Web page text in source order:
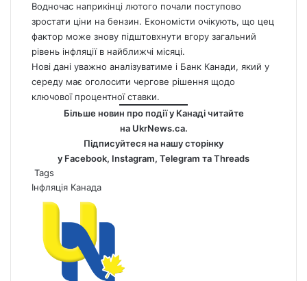
Водночас наприкінці лютого почали поступово
зростати ціни на бензин. Економісти очікують, що цец
фактор може знову підштовхнути вгору загальний
рівень інфляції в найближчі місяці.
Нові дані уважно аналізуватиме і Банк Канади, який у
середу має оголосити чергове рішення щодо
ключової процентної ставки.
Більше новин про події у Канаді читайте
на UkrNews.ca.
Підписуйтеся на нашу сторінку
у Facebook, Instagram, Telegram таThreads
Tags
Інфляція Канада